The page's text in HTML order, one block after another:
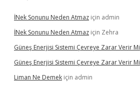
İNek Sonunu Neden Atmaz için admin
İNek Sonunu Neden Atmaz için Zehra
Güneş Enerjisi Sistemi Çevreye Zarar Verir Mi
Güneş Enerjisi Sistemi Çevreye Zarar Verir Mi
Liman Ne Demek için admin